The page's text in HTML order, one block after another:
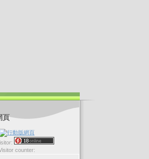
頁
counter: